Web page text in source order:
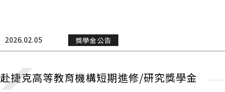
2026.02.05 獎學金公告
赴捷克高等教育機構短期進修/研究獎學金